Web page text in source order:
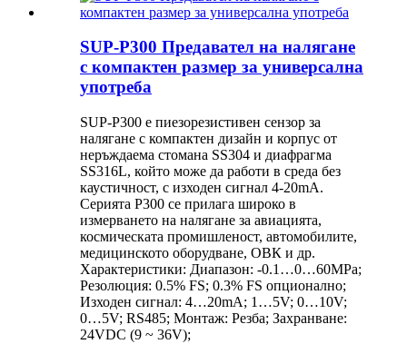
SUP-P300 Предавател на налягане
с компактен размер за универсална
употреба
SUP-P300 е пиезорезистивен сензор за
налягане с компактен дизайн и корпус от
неръждаема стомана SS304 и диафрагма
SS316L, който може да работи в среда без
каустичност, с изходен сигнал 4-20mA.
Серията P300 се прилага широко в
измерването на налягане за авиацията,
космическата промишленост, автомобилите,
медицинското оборудване, ОВК и др.
Характеристики: Диапазон: -0.1…0…60MPa;
Резолюция: 0.5% FS; 0.3% FS опционално;
Изходен сигнал: 4…20mA; 1…5V; 0…10V;
0…5V; RS485; Монтаж: Резба; Захранване:
24VDC (9 ~ 36V);